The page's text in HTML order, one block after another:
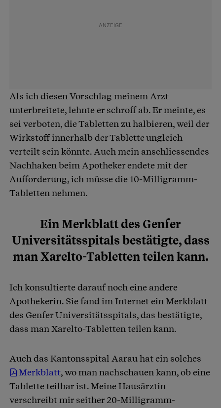
Als ich diesen Vorschlag meinem Arzt
unterbreitete, lehnte er schroff ab. Er meinte, es
sei verboten, die Tabletten zu halbieren, weil der
Wirkstoff innerhalb der Tablette ungleich
verteilt sein könnte. Auch mein anschliessendes
Nachhaken beim Apotheker endete mit der
Aufforderung, ich müsse die 10-Milligramm-
Tabletten nehmen.
Ein Merkblatt des Genfer
Universitätsspitals bestätigte, dass
man Xarelto-Tabletten teilen kann.
Ich konsultierte darauf noch eine andere
Apothekerin. Sie fand im Internet ein Merkblatt
des Genfer Universitätsspitals, das bestätigte,
dass man Xarelto-Tabletten teilen kann.
Auch das Kantonsspital Aarau hat ein solches
Merkblatt, wo man nachschauen kann, ob eine
Tablette teilbar ist. Meine Hausärztin
verschreibt mir seither 20-Milligramm-